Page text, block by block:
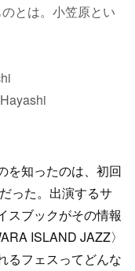
とは。小笠原とい
を知ったのは、初回
った。出演するサ
スブックがその情報
ISLAND JAZZ〉
るフェスってどんな